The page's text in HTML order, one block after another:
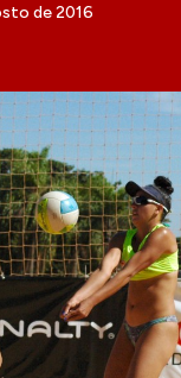
de 2016